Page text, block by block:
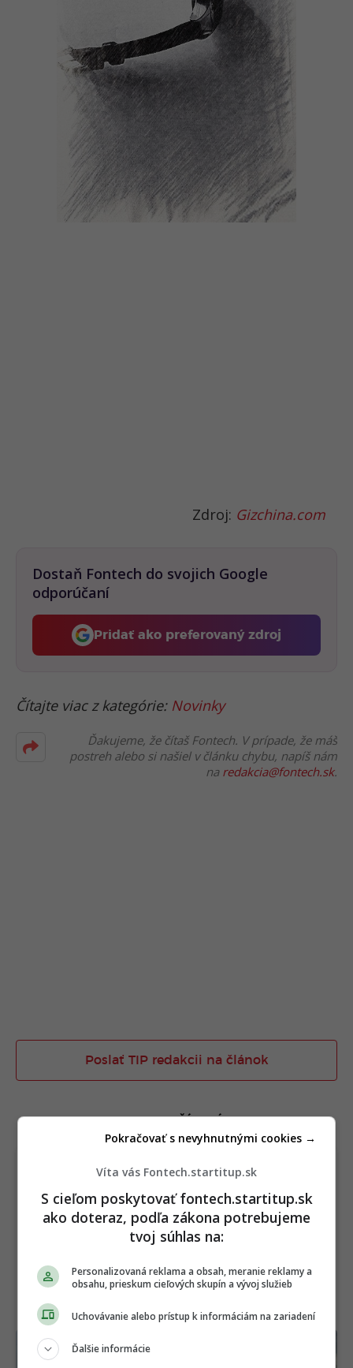
Zdroj: Gizchina.com
Dostaň Fontech do svojich Google
odporúčaní
Pridať ako preferovaný zdroj
Fontech, odkaz sa otvorí v
Čítajte viac z kategórie: Novinky
Ďakujeme, že čítaš Fontech. V prípade, že máš
postreh alebo si našiel v článku chybu, napíš nám
na redakcia@fontech.sk.
Poslať TIP redakcii na článok
TERAZ ČÍTAJÚ
Ötzi prekvapil vedeckú obec. Na tele 5 300
rokov starého muža objavili život
Víta vás Fontech.startitup.sk
S cieľom poskytovať fontech.startitup.sk
ako doteraz, podľa zákona potrebujeme
tvoj súhlas na:
Personalizovaná reklama a obsah, meranie reklamy a
obsahu, prieskum cieľových skupín a vývoj služieb
Uchovávanie alebo prístup k informáciám na zariadení
Ďalšie informácie
Pokračovať s nevyhnutnými cookies →